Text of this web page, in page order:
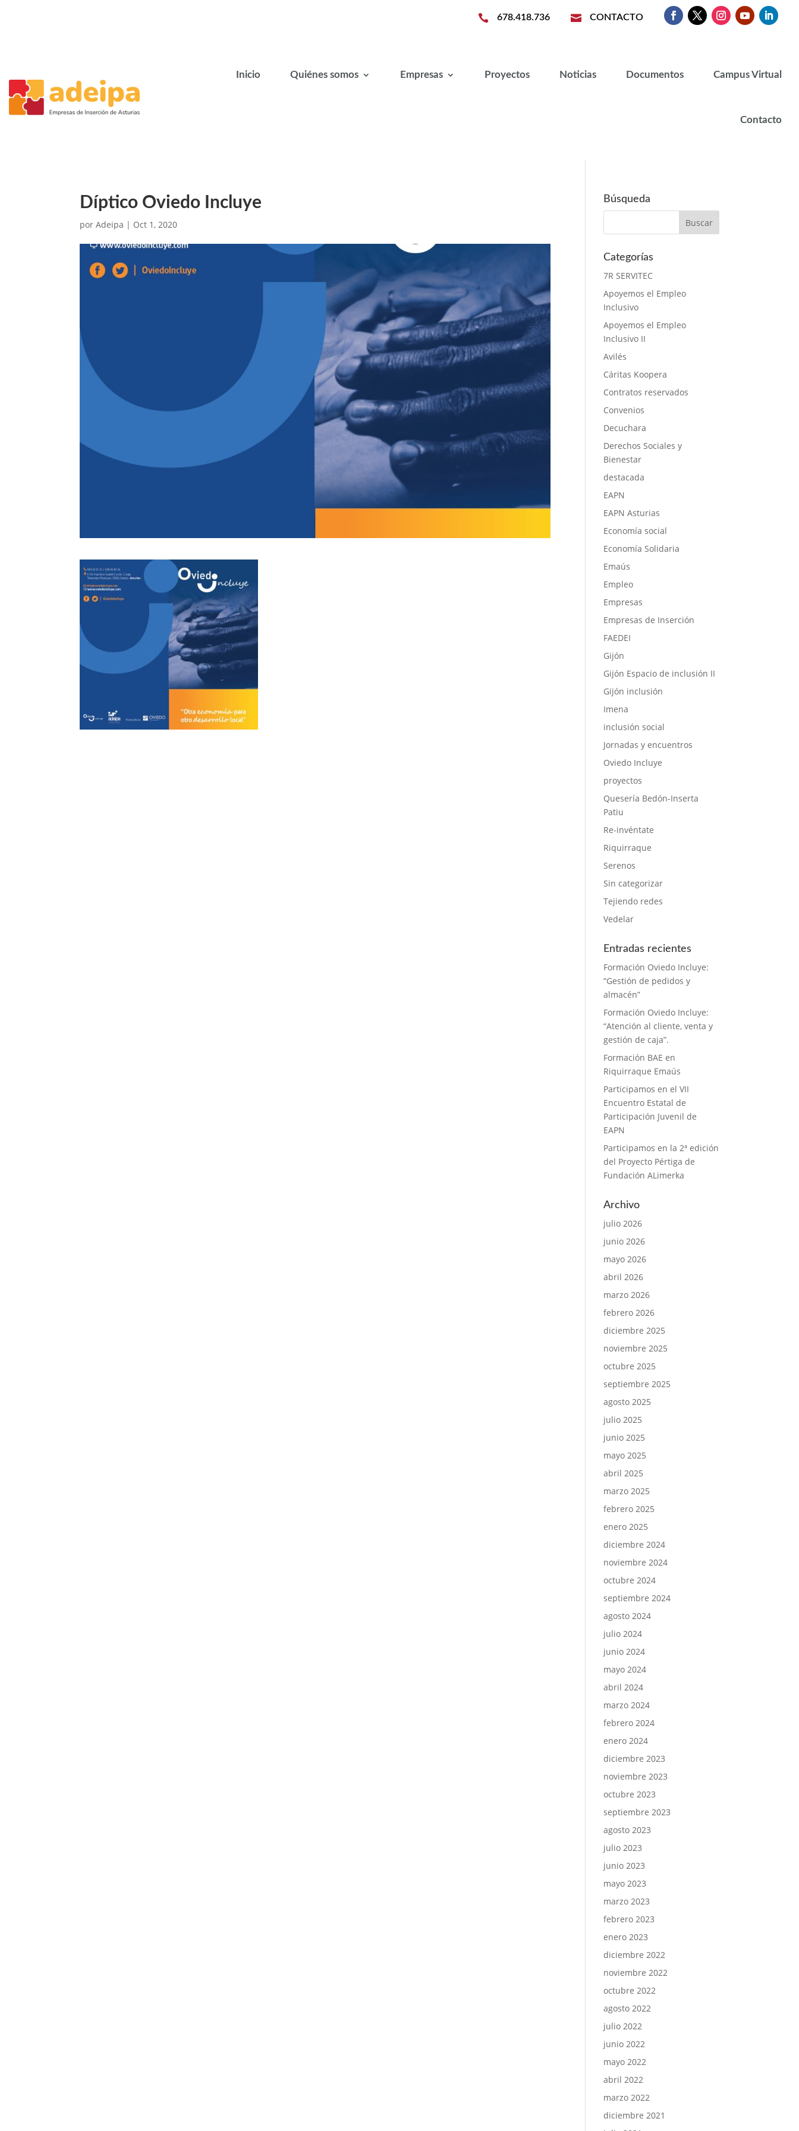
 678.418.736  CONTACTO
Inicio Quiénes somos Empresas Proyectos Noticias Documentos Campus Virtual
Contacto
Díptico Oviedo Incluye
porAdeipa | Oct 1, 2020
Búsqueda
Categorías
7R SERVITEC
Apoyemos el Empleo
Inclusivo
Apoyemos el Empleo
Inclusivo II
Avilés
Cáritas Koopera
Contratos reservados
Convenios
Decuchara
Derechos Sociales y
Bienestar
destacada
EAPN
EAPN Asturias
Economía social
Economía Solidaria
Emaús
Empleo
Empresas
Empresas de Inserción
FAEDEI
Gijón
Gijón Espacio de inclusión II
Gijón inclusión
Imena
inclusión social
Jornadas y encuentros
Oviedo Incluye
proyectos
Quesería Bedón-Inserta
Patiu
Re-invéntate
Riquirraque
Serenos
Sin categorizar
Tejiendo redes
Vedelar
Entradas recientes
Formación Oviedo Incluye:
“Gestión de pedidos y
almacén”
Formación Oviedo Incluye:
“Atención al cliente, venta y
gestión de caja”.
Formación BAE en
Riquirraque Emaús
Participamos en el VII
Encuentro Estatal de
Participación Juvenil de
EAPN
Participamos en la 2ª edición
del Proyecto Pértiga de
Fundación ALimerka
Archivo
julio 2026
junio 2026
mayo 2026
abril 2026
marzo 2026
febrero 2026
diciembre 2025
noviembre 2025
octubre 2025
septiembre 2025
agosto 2025
julio 2025
junio 2025
mayo 2025
abril 2025
marzo 2025
febrero 2025
enero 2025
diciembre 2024
noviembre 2024
octubre 2024
septiembre 2024
agosto 2024
julio 2024
junio 2024
mayo 2024
abril 2024
marzo 2024
febrero 2024
enero 2024
diciembre 2023
noviembre 2023
octubre 2023
septiembre 2023
agosto 2023
julio 2023
junio 2023
mayo 2023
marzo 2023
febrero 2023
enero 2023
diciembre 2022
noviembre 2022
octubre 2022
agosto 2022
julio 2022
junio 2022
mayo 2022
abril 2022
marzo 2022
diciembre 2021